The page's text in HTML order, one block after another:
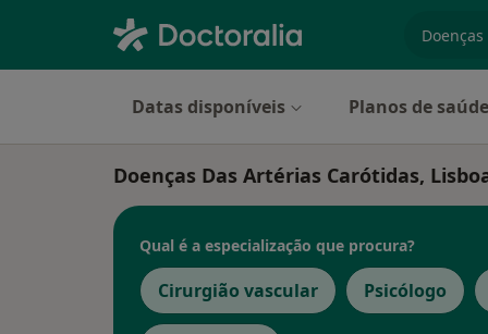
Datas disponíveis Planos de saúde
Doenças Das Artérias Carótidas,
Qual é a especialização que procura?
Cirurgião vascular Psicólogo